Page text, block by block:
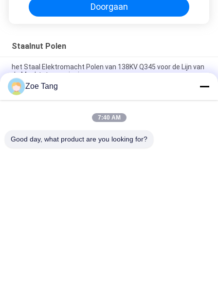
Doorgaan
Staalnut Polen
het Staal Elektromacht Polen van 138KV Q345 voor de Lijn van
de Machtstransmissie
Achthoekig Staalnut Polen voor Telecommunicatiesysteem
Q235 312mm
Gegalvaniseerd Nutsstaal Tubulaire Pool voor de
Zoe Tang
7:40 AM
Good day, what product are you looking for?